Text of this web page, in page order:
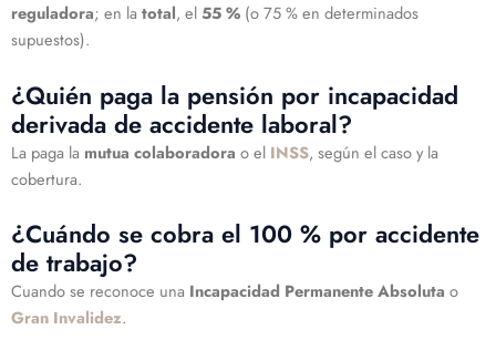
reguladora; en la total, el55 % (o 75 % en determinados
supuestos).
¿Quién paga la pensión por incapacidad
derivada de accidente laboral?
La paga la mutua colaboradora o el INSS, según el caso y la
cobertura.
¿Cuándo se cobra el 100 % por accidente
de trabajo?
Cuando se reconoce una Incapacidad Permanente Absoluta o
Gran Invalidez.